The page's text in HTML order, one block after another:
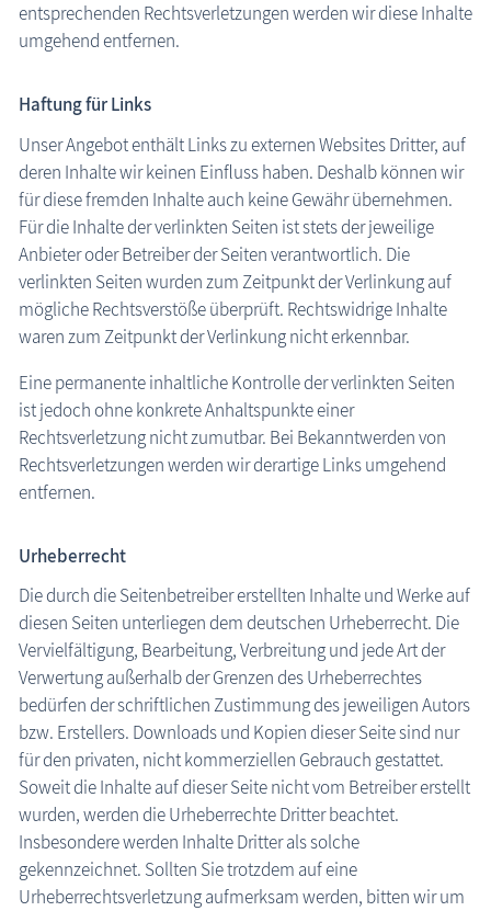
entsprechenden Rechtsverletzungen werden wir diese Inhalte
umgehend entfernen.
Haftung für Links
Unser Angebot enthält Links zu externen Websites Dritter, auf
deren Inhalte wir keinen Einfluss haben. Deshalb können wir
für diese fremden Inhalte auch keine Gewähr übernehmen.
Für die Inhalte der verlinkten Seiten ist stets der jeweilige
Anbieter oder Betreiber der Seiten verantwortlich. Die
verlinkten Seiten wurden zum Zeitpunkt der Verlinkung auf
mögliche Rechtsverstöße überprüft. Rechtswidrige Inhalte
waren zum Zeitpunkt der Verlinkung nicht erkennbar.
Eine permanente inhaltliche Kontrolle der verlinkten Seiten
ist jedoch ohne konkrete Anhaltspunkte einer
Rechtsverletzung nicht zumutbar. Bei Bekanntwerden von
Rechtsverletzungen werden wir derartige Links umgehend
entfernen.
Urheberrecht
Die durch die Seitenbetreiber erstellten Inhalte und Werke auf
diesen Seiten unterliegen dem deutschen Urheberrecht. Die
Vervielfältigung, Bearbeitung, Verbreitung und jede Art der
Verwertung außerhalb der Grenzen des Urheberrechtes
bedürfen der schriftlichen Zustimmung des jeweiligen Autors
bzw. Erstellers. Downloads und Kopien dieser Seite sind nur
für den privaten, nicht kommerziellen Gebrauch gestattet.
Soweit die Inhalte auf dieser Seite nicht vom Betreiber erstellt
wurden, werden die Urheberrechte Dritter beachtet.
Insbesondere werden Inhalte Dritter als solche
gekennzeichnet. Sollten Sie trotzdem auf eine
Urheberrechtsverletzung aufmerksam werden, bitten wir um